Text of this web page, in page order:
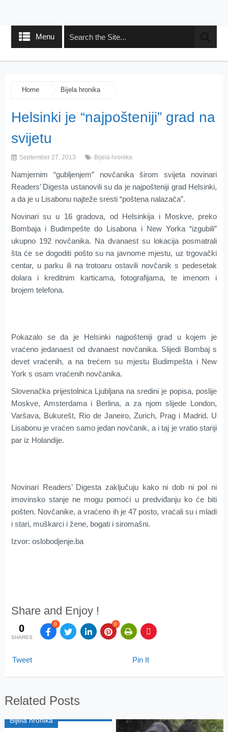
Menu
Home Bijela hronika
Helsinki je “najpošteniji” grad na
svijetu
September 27, 2013 Bijela hronika
Namjernim “gubljenjem” novčanika širom svijeta novinari
Readers’ Digesta ustanovili su da je najpošteniji grad Helsinki,
a da je u Lisabonu najteže sresti “poštena nalazača”.
Novinari su u 16 gradova, od Helsinkija i Moskve, preko
Bombaja i Budimpešte do Lisabona i New Yorka “izgubili”
ukupno 192 novčanika. Na dvanaest su lokacija posmatrali
šta će se dogoditi pošto su na javnome mjestu, uz trgovački
centar, u parku ili na trotoaru ostavili novčanik s pedesetak
dolara i kreditnim karticama, fotografijama, te imenom i
brojem telefona.
Pokazalo se da je Helsinki najpošteniji grad u kojem je
vraćeno jedanaest od dvanaest novčanika. Slijedi Bombaj s
devet vraćenih, a na trećem su mjestu Budimpešta i New
York s osam vraćenih novčanika.
Slovenačka prijestolnica Ljubljana na sredini je popisa, poslije
Moskve, Amsterdama i Berlina, a za njom slijede London,
Varšava, Bukurešt, Rio de Janeiro, Zurich, Prag i Madrid. U
Lisabonu je vraćen samo jedan novčanik, a i taj je vratio stariji
par iz Holandije.
Novinari Readers’ Digesta zaključuju kako ni dob ni pol ni
imovinsko stanje ne mogu pomoći u predviđanju ko će biti
pošten. Novčanike, a vraćeno ih je 47 posto, vraćali su i mladi
i stari, muškarci i žene, bogati i siromašni.
Izvor: oslobodjenje.ba
Share and Enjoy !
0
SHARES
0 0
Tweet Pin It
Related Posts
Bijela hronika